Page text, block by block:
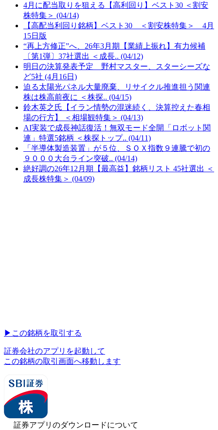
4月に配当取りを狙える【高利回り】ベスト30 ＜割安
株特集＞ (04/14)
【高配当利回り銘柄】ベスト30 ＜割安株特集＞ 4月
15日版
“再上方修正”へ、26年3月期【業績上振れ】有力候補
〔第1弾〕37社選出 ＜成長.. (04/12)
明日の決算発表予定 野村マスター、スターシーズな
ど5社 (4月16日)
迫る太陽光パネル大量廃棄、リサイクル推進担う関連
株は株高前夜に ＜株探.. (04/15)
鈴木英之氏【イラン情勢の混迷続く、決算控えた春相
場の行方】 ＜相場観特集＞ (04/13)
AI実装で成長神話復活！無双モード全開「ロボット関
連」特選5銘柄 ＜株探トップ.. (04/11)
「半導体製造装置」が５位、ＳＯＸ指数９連騰で初の
９０００大台ライン突破.. (04/14)
絶好調の26年12月期【最高益】銘柄リスト 45社選出 ＜
成長株特集＞ (04/09)
▶︎ この銘柄を取引する
証券会社のアプリを起動して
この銘柄の取引画面へ移動します
証券アプリのダウンロードについて